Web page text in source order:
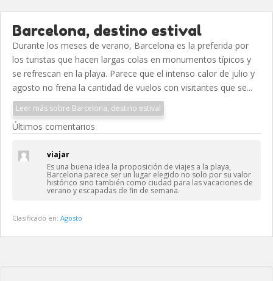
Barcelona, destino estival
Durante los meses de verano, Barcelona es la preferida por
los turistas que hacen largas colas en monumentos típicos y
se refrescan en la playa. Parece que el intenso calor de julio y
agosto no frena la cantidad de vuelos con visitantes que se...
Leer más sobre Barcelona, destino estival
Últimos comentarios
viajar
Es una buena idea la proposición de viajes a la playa,
Barcelona parece ser un lugar elegido no solo por su valor
histórico sino también como ciudad para las vacaciones de
verano y escapadas de fin de semana.
Clasificado en: Agosto